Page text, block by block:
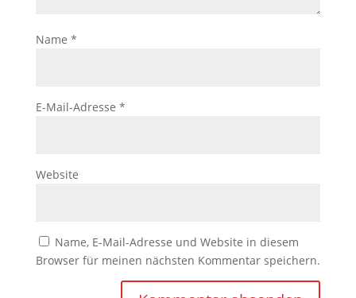
Name *
E-Mail-Adresse *
Website
Name, E-Mail-Adresse und Website in diesem
Browser für meinen nächsten Kommentar speichern.